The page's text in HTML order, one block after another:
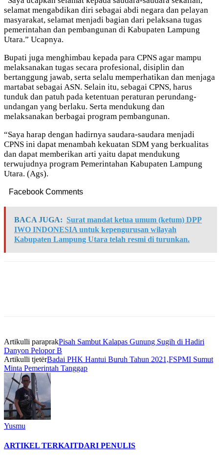
selamat mengabdikan diri sebagai abdi negara dan pelayan
masyarakat, selamat menjadi bagian dari pelaksana tugas
pemerintahan dan pembangunan di Kabupaten Lampung
Utara.” Ucapnya.
Bupati juga menghimbau kepada para CPNS agar mampu
melaksanakan tugas secara profesional, disiplin dan
bertanggung jawab, serta selalu memperhatikan dan menjaga
martabat sebagai ASN. Selain itu, sebagai CPNS, harus
tunduk dan patuh pada ketentuan peraturan perundang-
undangan yang berlaku. Serta mendukung dan
melaksanakan berbagai program pembangunan.
“Saya harap dengan hadirnya saudara-saudara menjadi
CPNS ini dapat menambah kekuatan SDM yang berkualitas
dan dapat memberikan arti yaitu dapat mendukung
terwujudnya program Pemerintahan Kabupaten Lampung
Utara. (Ags).
Facebook Comments
BACA JUGA: Surat mandat ketua umum (ketum) DPP
IWO INDONESIA untuk kepengurusan wilayah
Kabupaten Lampung Utara telah resmi di turunkan.
Artikulli paraprakPisah Sambut Kalapas Gunung Sugih di Hadiri
Danyon Pelopor B
Artikulli tjetërBadai PHK Hantui Buruh Tahun 2021,FSPMI Sumut
Minta Pemerintah Tanggap
Yusmu
ARTIKEL TERKAITDARI PENULIS